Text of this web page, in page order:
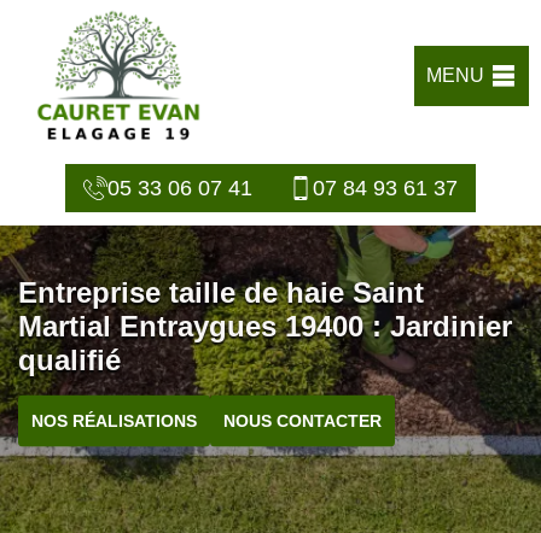
MENU
05 33 06 07 41 07 84 93 61 37
Entreprise taille de haie Saint
Martial Entraygues 19400 : Jardinier
qualifié
NOS RÉALISATIONS NOUS CONTACTER